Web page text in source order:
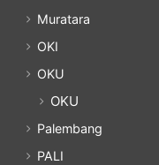
Muratara
OKI
OKU
OKU
Palembang
PALI